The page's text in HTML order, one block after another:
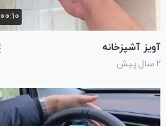
۰۰:۱۰
آویز آشپزخانه
۲ سال پیش